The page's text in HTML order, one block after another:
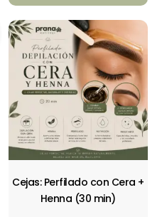
Cejas: Perfilado con Cera +
Henna (30 min)